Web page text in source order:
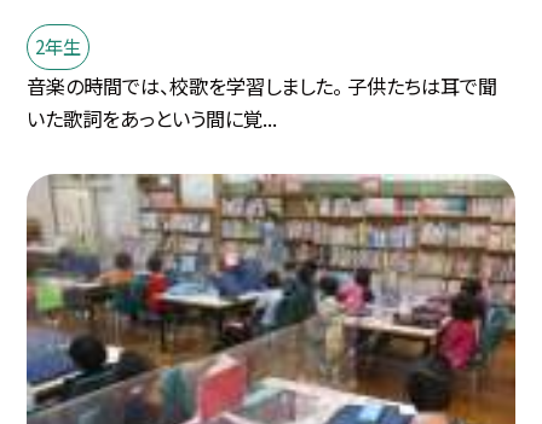
2年生
音楽の時間では、校歌を学習しました。 子供たちは耳で聞
いた歌詞をあっという間に覚...